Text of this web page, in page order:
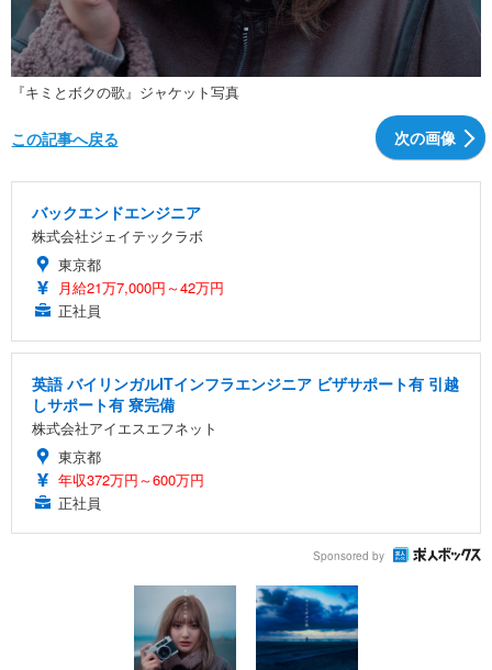
『キミとボクの歌』ジャケット写真
次の画像
この記事へ戻る
バックエンドエンジニア
株式会社ジェイテックラボ
東京都
月給21万7,000円～42万円
正社員
英語 バイリンガルITインフラエンジニア ビザサポート有 引越
しサポート有 寮完備
株式会社アイエスエフネット
東京都
年収372万円～600万円
正社員
Sponsored by